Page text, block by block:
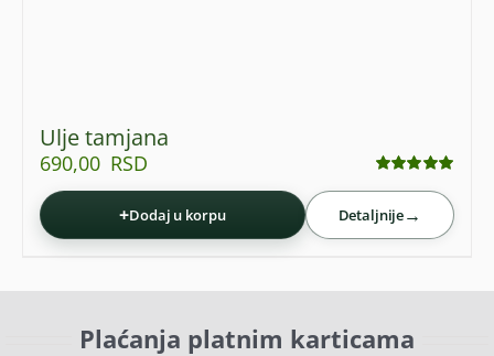
Ulje tamjana
690,00 RSD
+Dodaj u korpu Detaljnije→
Plaćanja platnim karticama